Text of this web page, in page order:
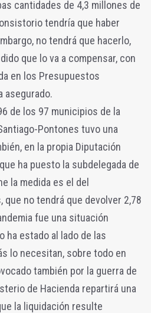
cantidades de 4,3 millones de
tendría que haber
no tendrá que hacerlo,
que lo va a compensar, con
en los Presupuestos
asegurado.
de los 97 municipios de la
Pontones tuvo una
en la propia Diputación
ha puesto la subdelegada de
la medida es el del
que no tendrá que devolver 2,78
fue una situación
ha estado al lado de las
lo necesitan, sobre todo en
también por la guerra de
de Hacienda repartirá una
la liquidación resulte